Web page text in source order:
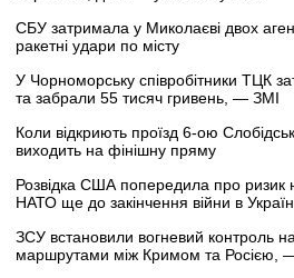
СБУ затримала у Миколаєві двох
ракетні удари по місту
У Чорноморську співробітники ТЦК
та забрали 55 тисяч гривень, — ЗМІ
Коли відкриють проїзд 6-ою
виходить на фінішну пряму
Розвідка США попередила про ризик
НАТО ще до закінчення війни в
ЗСУ встановили вогневий контроль
маршрутами між Кримом та Росією,